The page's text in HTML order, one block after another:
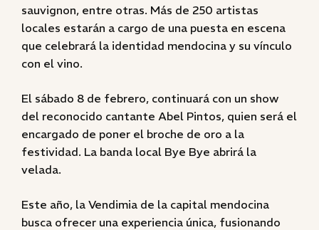
sauvignon, entre otras. Más de 250 artistas
locales estarán a cargo de una puesta en escena
que celebrará la identidad mendocina y su vínculo
con el vino.
El sábado 8 de febrero, continuará con un show
del reconocido cantante Abel Pintos, quien será el
encargado de poner el broche de oro a la
festividad. La banda local Bye Bye abrirá la
velada.
Este año, la Vendimia de la capital mendocina
busca ofrecer una experiencia única, fusionando